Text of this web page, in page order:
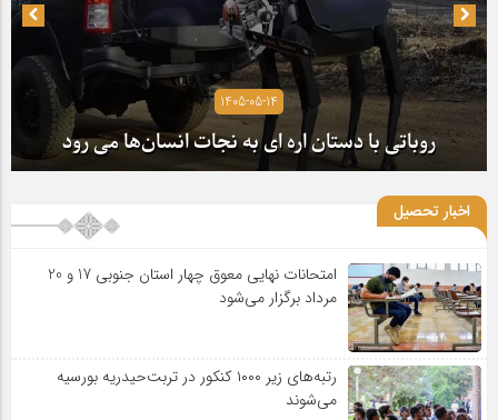
1405-05-14
روباتی با دستان اره ای به نجات انسان‌ها می رود
اخبار تحصیل
امتحانات نهایی معوق چهار استان جنوبی 17 و 20
مرداد برگزار می‌شود
رتبه‌های زیر ۱۰۰۰ کنکور در تربت‌حیدریه بورسیه
می‌شوند